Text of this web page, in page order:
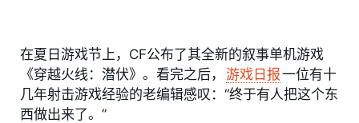
在夏日游戏节上，CF公布了其全新的叙事单机游戏
《穿越火线：潜伏》。看完之后，
游戏日报一位有十
几年射击游戏经验的老编辑感叹：“终于有人把这个东
西做出来了。”